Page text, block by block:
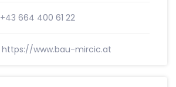
+43 664 400 61 22
https://www.bau-mircic.at